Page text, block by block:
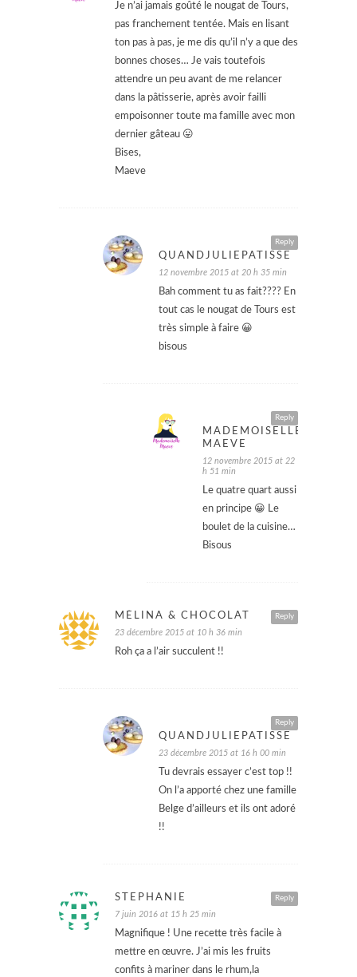
Je n’ai jamais goûté le nougat de Tours,
pas franchement tentée. Mais en lisant
ton pas à pas, je me dis qu’il n’y a que des
bonnes choses… Je vais toutefois
attendre un peu avant de me relancer
dans la pâtisserie, après avoir failli
empoisonner toute ma famille avec mon
dernier gâteau 😛
Bises,
Maeve
Reply
QUANDJULIEPATISSE
12 novembre 2015 at 20 h 35 min
Bah comment tu as fait???? En
tout cas le nougat de Tours est
très simple à faire 😀
bisous
Reply
MADEMOISELLE
MAEVE
12 novembre 2015 at 22
h 51 min
Le quatre quart aussi
en principe 😀 Le
boulet de la cuisine…
Bisous
Reply
MÉLINA & CHOCOLAT
23 décembre 2015 at 10 h 36 min
Roh ça a l’air succulent !!
Reply
QUANDJULIEPATISSE
23 décembre 2015 at 16 h 00 min
Tu devrais essayer c’est top !!
On l’a apporté chez une famille
Belge d’ailleurs et ils ont adoré
!!
Reply
STEPHANIE
7 juin 2016 at 15 h 25 min
Magnifique ! Une recette très facile à
mettre en œuvre. J’ai mis les fruits
confits à mariner dans le rhum,la